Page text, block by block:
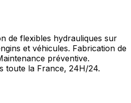
de flexibles hydrauliques sur
et véhicules. Fabrication de
préventive.
toute la France, 24H/24.